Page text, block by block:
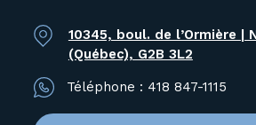
10345, boul. de l’Ormière |
(Québec), G2B 3L2
Téléphone : 418 847-1115